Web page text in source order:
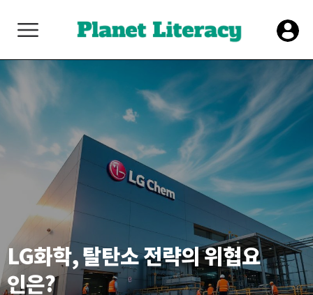
LG화학, 탈탄소 전략의 위협요
인은?